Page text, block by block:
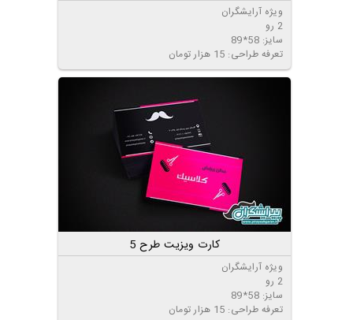
ویژه آرایشگران
2 رو
سایز: 58*89
تعرفه طراحی: 15 هزار تومان
کارت ویزیت طرح 5
ویژه آرایشگران
2 رو
سایز: 58*89
تعرفه طراحی: 15 هزار تومان